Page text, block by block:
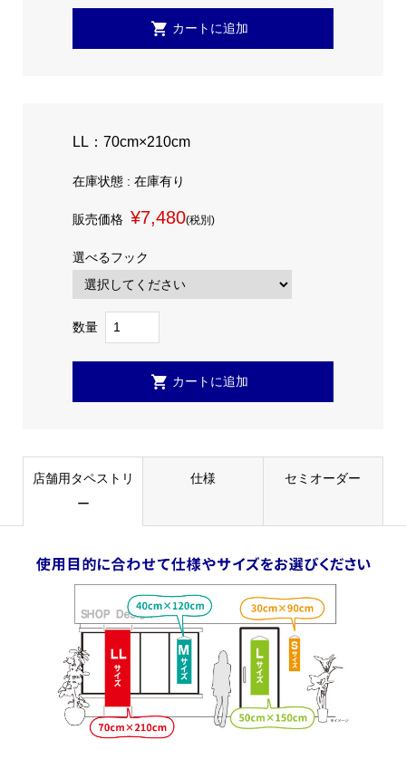
LL：70cm×210cm
在庫状態 : 在庫有り
販売価格 ¥7,480(税別)
選べるフック
数量
店舗用タペストリ
ー
仕様 セミオーダー